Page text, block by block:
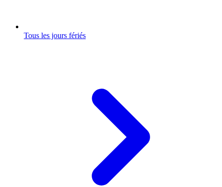
Tous les jours fériés